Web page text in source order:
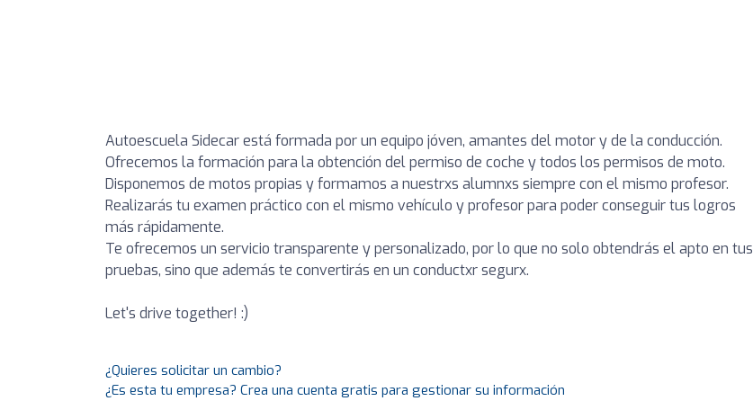
Autoescuela Sidecar está formada por un equipo jóven, amantes del motor y de la conducción.
Ofrecemos la formación para la obtención del permiso de coche y todos los permisos de moto.
Disponemos de motos propias y formamos a nuestrxs alumnxs siempre con el mismo profesor.
Realizarás tu examen práctico con el mismo vehículo y profesor para poder conseguir tus logros
más rápidamente.
Te ofrecemos un servicio transparente y personalizado, por lo que no solo obtendrás el apto en tus
pruebas, sino que además te convertirás en un conductxr segurx.
Let's drive together! :)
¿Quieres solicitar un cambio?
¿Es esta tu empresa? Crea una cuenta gratis para gestionar su información